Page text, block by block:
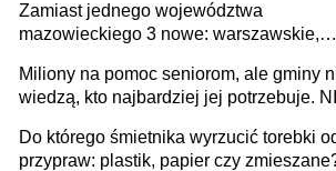
Zamiast jednego województwa
mazowieckiego 3 nowe: warszawskie,
Europie nie ma tak dużych jednostek
stołecznych
Miliony na pomoc seniorom, ale gminy
wiedzą, kto najbardziej jej potrzebuje.
Do którego śmietnika wyrzucić torebki
przypraw: plastik, papier czy